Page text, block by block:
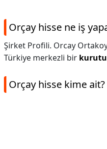
Orçay hisse ne iş
Şirket Profili. Orcay
Türkiye merkezli bir
Orçay hisse kime ait?